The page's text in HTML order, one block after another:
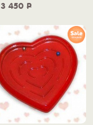
3 450 Р